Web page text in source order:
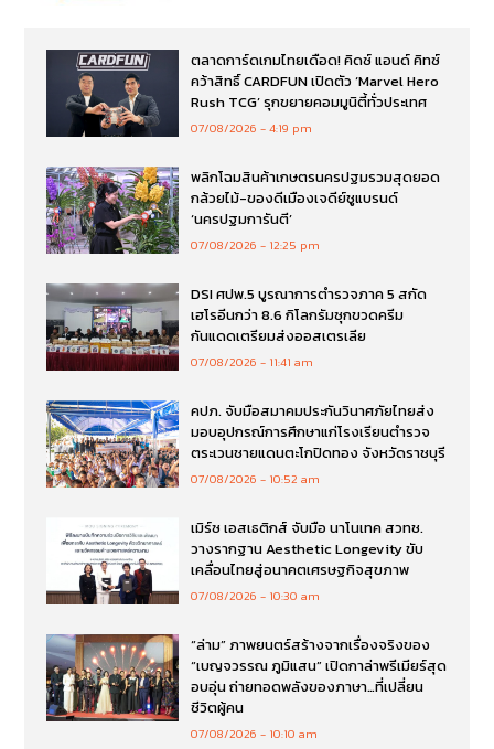
ตลาดการ์ดเกมไทยเดือด! คิดซ์ แอนด์ คิทซ์
คว้าสิทธิ์ CARDFUN เปิดตัว ‘Marvel Hero
Rush TCG’ รุกขยายคอมมูนิตี้ทั่วประเทศ
07/08/2026 4:19 pm
พลิกโฉมสินค้าเกษตรนครปฐมรวมสุดยอด
กล้วยไม้-ของดีเมืองเจดีย์ชูแบรนด์
‘นครปฐมการันตี’
07/08/2026 12:25 pm
DSI ศปพ.5 บูรณาการตำรวจภาค 5 สกัด
เฮโรอีนกว่า 8.6 กิโลกรัมซุกขวดครีม
กันแดดเตรียมส่งออสเตรเลีย
07/08/2026 11:41 am
คปภ. จับมือสมาคมประกันวินาศภัยไทยส่ง
มอบอุปกรณ์การศึกษาแก่โรงเรียนตำรวจ
ตระเวนชายแดนตะโกปิดทอง จังหวัดราชบุรี
07/08/2026 10:52 am
เมิร์ซ เอสเธติกส์ จับมือ นาโนเทค สวทช.
วางรากฐาน Aesthetic Longevity ขับ
เคลื่อนไทยสู่อนาคตเศรษฐกิจสุขภาพ
07/08/2026 10:30 am
“ล่าม” ภาพยนตร์สร้างจากเรื่องจริงของ
“เบญจวรรณ ภูมิแสน” เปิดกาล่าพรีเมียร์สุด
อบอุ่น ถ่ายทอดพลังของภาษา…ที่เปลี่ยน
ชีวิตผู้คน
07/08/2026 10:10 am